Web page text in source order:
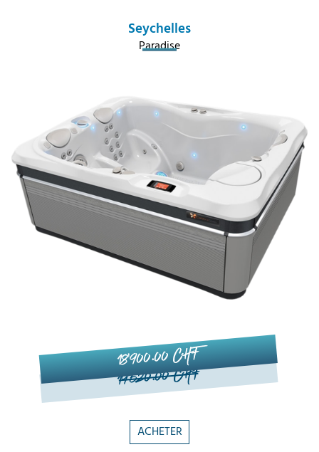
Seychelles
Paradise
19'520.00 CHF
18'900.00 CHF
ACHETER